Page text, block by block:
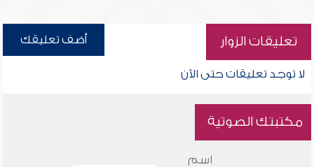
تعليقات الزوار أضف تعليقك
لا توجد تعليقات حتى الآن
مكتبتك الصوتية
اسم